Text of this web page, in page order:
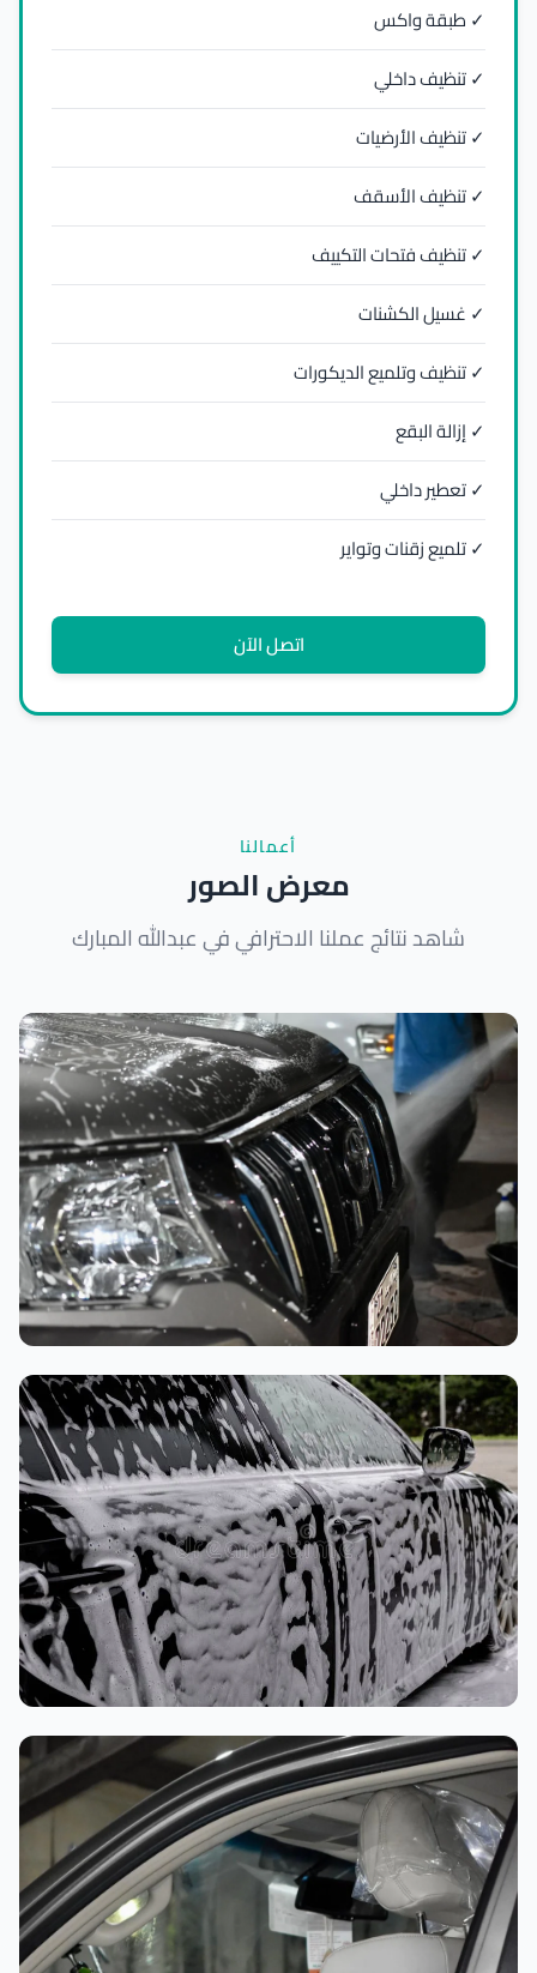
✓ طبقة واكس
✓ تنظيف داخلي
✓ تنظيف الأرضيات
✓ تنظيف الأسقف
✓ تنظيف فتحات التكييف
✓ غسيل الكشنات
✓ تنظيف وتلميع الديكورات
✓ إزالة البقع
✓ تعطير داخلي
✓ تلميع زقنات وتواير
اتصل الآن
أعمالنا
معرض الصور
شاهد نتائج عملنا الاحترافي في عبدالله المبارك
تنظيف داخلي
غسيل رغوي